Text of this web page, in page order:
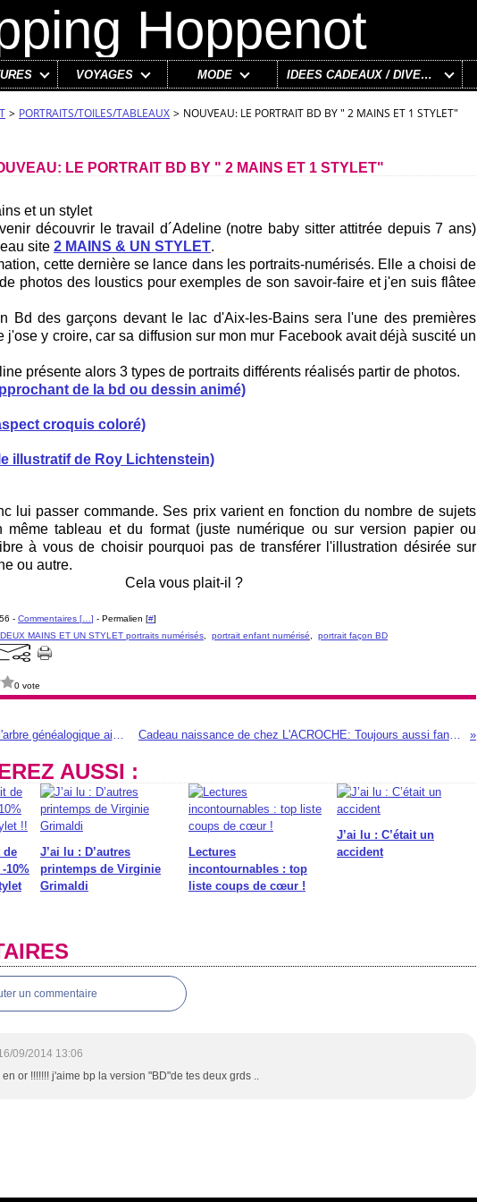
VOYAGES MODE IDÉES CADEAUX / DIVERS
> PORTRAITS/TOILES/TABLEAUX > NOUVEAU: LE PORTRAIT BD BY " 2 MAINS ET 1 STYLET"
LE PORTRAIT BD BY " 2 MAINS ET 1 STYLET"
et un stylet
découvrir le travail d´Adeline (notre baby sitter attitrée depuis 7 ans)
site 2 MAINS & UN STYLET.
cette dernière se lance dans les portraits-numérisés. Elle a choisi de
photos des loustics pour exemples de son savoir-faire et j'en suis flâtee
Bd des garçons devant le lac d'Aix-les-Bains sera l'une des premières
j'ose y croire, car sa diffusion sur mon mur Facebook avait déjà suscité un
présente alors 3 types de portraits différents réalisés partir de photos.
de la bd ou dessin animé)
croquis coloré)
illustratif de Roy Lichtenstein)
lui passer commande. Ses prix varient en fonction du nombre de sujets
même tableau et du format (juste numérique ou sur version papier ou
à vous de choisir pourquoi pas de transférer l'illustration désirée sur
ou autre.
Cela vous plait-il ?
- Commentaires [ ] - Permalien [#]
MAINS ET UN STYLET portraits numérisés portrait enfant numérisé portrait façon BD
0 vote
Magnet your Life: l'arbre généalogique aimanté qui en jette !! Cadeau naissance de chez L'ACROCHE: Toujours aussi fan de ses guirlandes prénoms
AUSSI :
de
10%
J’ai lu : D’autres
printemps de Virginie
Grimaldi
Lectures
incontournables : top
liste coups de cœur !
J’ai lu : C’était un
accident
un commentaire
09/2014 13:06
en or !!!!!!! j'aime bp la version "BD"de tes deux grds ..